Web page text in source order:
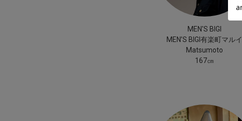
MEN'S BIGI
MEN’S BIGI有楽町マルイ
Matsumoto
167㎝